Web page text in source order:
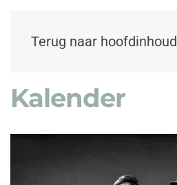
Terug naar hoofdinhoud
Kalender